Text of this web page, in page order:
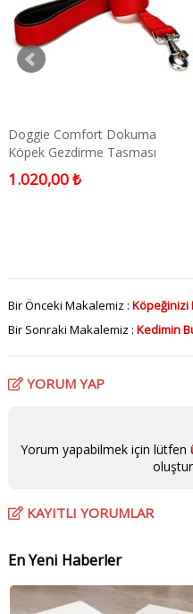
Doggie Comfort Dokuma
Köpek Gezdirme Tasması
Medium Kırmızı 3x100 Cm
1.020,00 ₺
Bir Önceki Makalemiz : Köpeğinizi
Bir Sonraki Makalemiz : Kedimin
YORUM YAP
Yorum yapabilmek için lütfen
KAYITLI YORUMLAR
En Yeni Haberler